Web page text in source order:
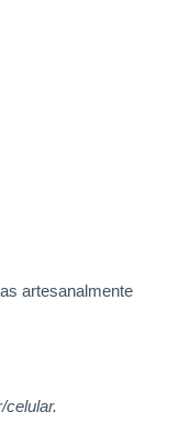
artesanalmente
celular.